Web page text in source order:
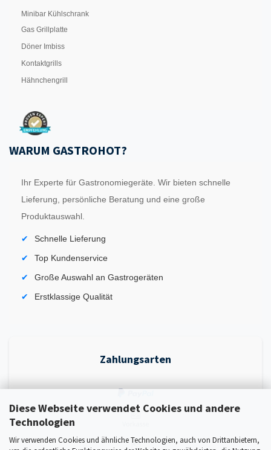
Diese Webseite verwendet Cookies und andere
Technologien
Wir verwenden Cookies und ähnliche Technologien, auch von Drittanbietern,
Minibar Kühlschrank
Gas Grillplatte
Döner Imbiss
Kontaktgrills
Hähnchengrill
WARUM GASTROHOT?
Ihr Experte für Gastronomiegeräte. Wir bieten schnelle
Lieferung, persönliche Beratung und eine große
Produktauswahl.
Schnelle Lieferung
Top Kundenservice
Große Auswahl an Gastrogeräten
Erstklassige Qualität
Zahlungsarten